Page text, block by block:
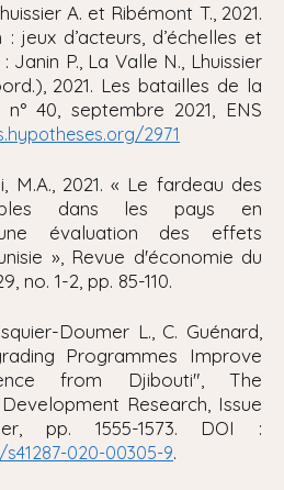
A. et Ribémont T., 2021.
jeux d’acteurs, d’échelles et
Janin P., La Valle N., Lhuissier
2021. Les batailles de la
40, septembre 2021, ENS
2971
M.A., 2021. « Le fardeau des
dans les pays en
évaluation des effets
», Revue d'économie du
no. 1-2, pp. 85-110.
Doumer L., C. Guénard,
Programmes Improve
from Djibouti", The
Research , Issue
pp. 1555-1573. DOI :
020-00305-9.